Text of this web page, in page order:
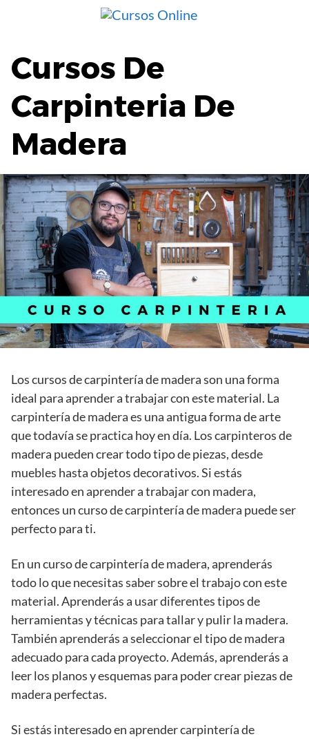
Cursos De
Carpinteria De
Madera
Los cursos de carpintería de madera son una forma
ideal para aprender a trabajar con este material. La
carpintería de madera es una antigua forma de arte
que todavía se practica hoy en día. Los carpinteros de
madera pueden crear todo tipo de piezas, desde
muebles hasta objetos decorativos. Si estás
interesado en aprender a trabajar con madera,
entonces un curso de carpintería de madera puede ser
perfecto para ti.
En un curso de carpintería de madera, aprenderás
todo lo que necesitas saber sobre el trabajo con este
material. Aprenderás a usar diferentes tipos de
herramientas y técnicas para tallar y pulir la madera.
También aprenderás a seleccionar el tipo de madera
adecuado para cada proyecto. Además, aprenderás a
leer los planos y esquemas para poder crear piezas de
madera perfectas.
Si estás interesado en aprender carpintería de